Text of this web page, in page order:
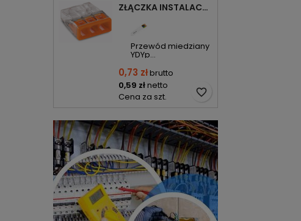
ZŁĄCZKA INSTALACYJNA 3X COMPACT POMARAŃCZOWA 2273-203 WAGO
Przewód miedziany
YDYp...
0,73 złbrutto
0,59 złnetto
Cena za szt.
favorite_border